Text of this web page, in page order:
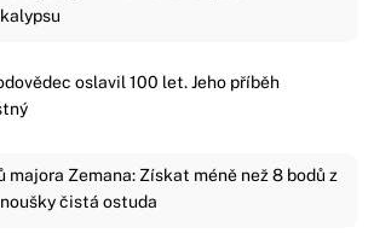
oslavil 100 let. Jeho příběh
majora Zemana: Získat méně než 8 bodů z
čistá ostuda